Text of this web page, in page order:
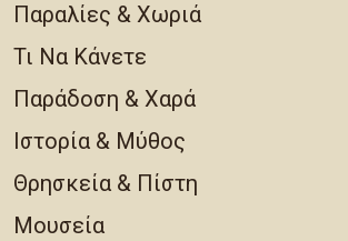
Παραλίες & Χωριά
Τι Να Κάνετε
Παράδοση & Χαρά
Ιστορία & Μύθος
Θρησκεία & Πίστη
Μουσεία